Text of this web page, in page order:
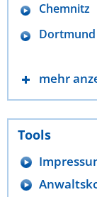
Chemnitz
Dortmund
mehr
Tools